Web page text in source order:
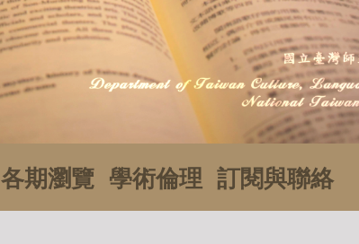
各期瀏覽 學術倫理 訂閱與聯絡